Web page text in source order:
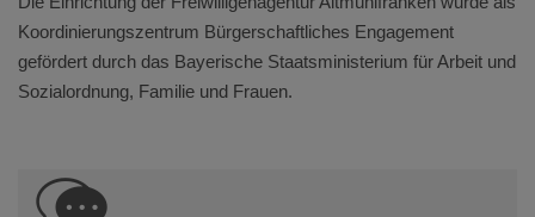
Koordinierungszentrum Bürgerschaftliches Engagement
gefördert durch das Bayerische Staatsministerium für Arbeit und
Sozialordnung, Familie und Frauen.